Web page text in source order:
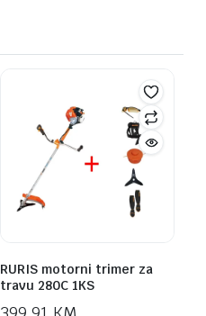
RURIS motorni trimer za
travu 280C 1KS